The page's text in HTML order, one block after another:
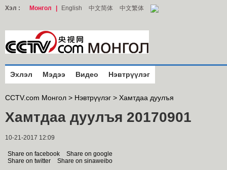
Хэл : Монгол English 中文简体 中文繁体
Эхлэл Мэдээ Видео Нэвтрүүлэг
CCTV.com Монгол > Нэвтрүүлэг > Хамтдаа дуулъя
Хамтдаа дуулъя 20170901
10-21-2017 12:09
Share on facebook
Share on google
Share on twitter
Share on sinaweibo